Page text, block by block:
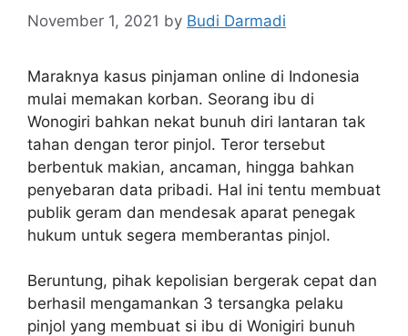
November 1, 2021 by Budi Darmadi
Maraknya kasus pinjaman online di Indonesia
mulai memakan korban. Seorang ibu di
Wonogiri bahkan nekat bunuh diri lantaran tak
tahan dengan teror pinjol. Teror tersebut
berbentuk makian, ancaman, hingga bahkan
penyebaran data pribadi. Hal ini tentu membuat
publik geram dan mendesak aparat penegak
hukum untuk segera memberantas pinjol.
Beruntung, pihak kepolisian bergerak cepat dan
berhasil mengamankan 3 tersangka pelaku
pinjol yang membuat si ibu di Wonigiri bunuh